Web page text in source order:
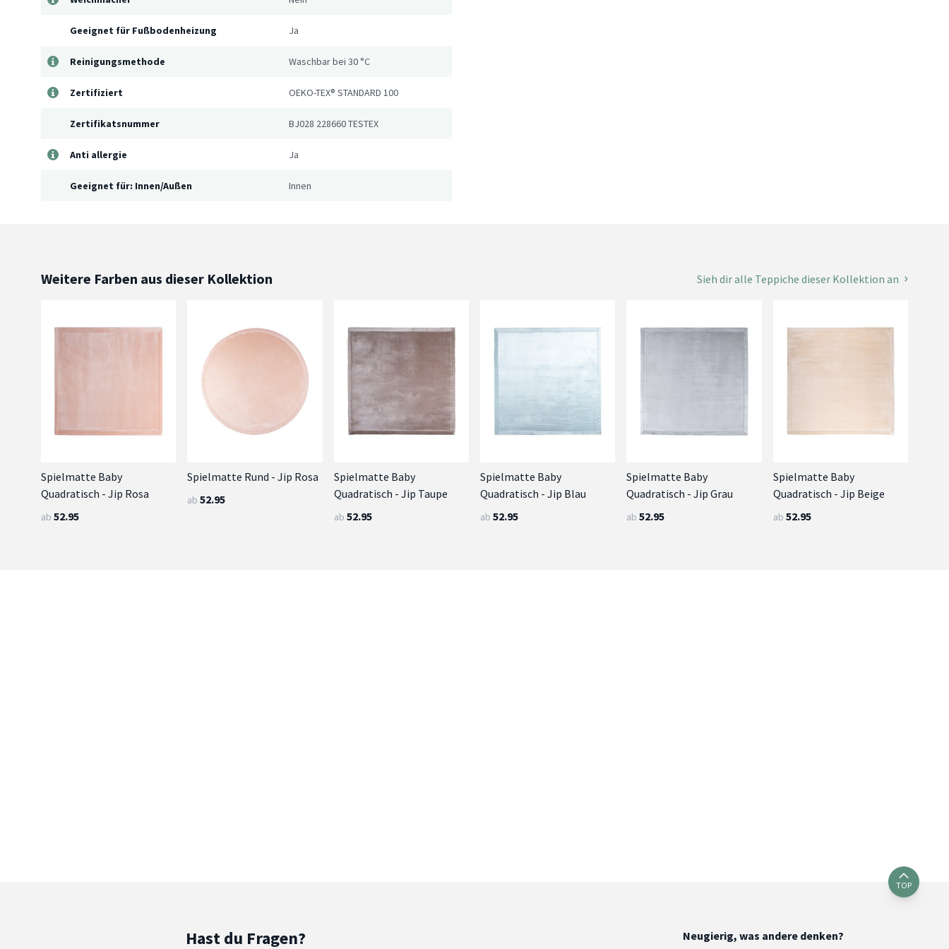
Geeignet für Fußbodenheizung Ja
Reinigungsmethode Waschbar bei 30 °C
Zertifiziert OEKO-TEX® STANDARD 100
Zertifikatsnummer BJ028 228660 TESTEX
Anti allergie Ja
Geeignet für: Innen/Außen Innen
Weitere Farben aus dieser Kollektion Sieh dir alle Teppiche dieser Kollektion an
Spielmatte Baby
Quadratisch - Jip Rosa
ab 52.95
Spielmatte Rund - Jip Rosa
ab 52.95
Spielmatte Baby
Quadratisch - Jip Taupe
ab 52.95
Spielmatte Baby
Quadratisch - Jip Blau
ab 52.95
Spielmatte Baby
Quadratisch - Jip Grau
ab 52.95
Spielmatte Baby
Quadratisch - Jip Beige
ab 52.95
TOP
Hast du Fragen? Neugierig, was andere denken?